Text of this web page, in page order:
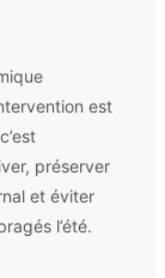
est
préserver
et éviter
l’été.